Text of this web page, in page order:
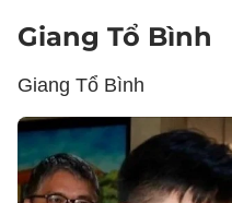
Giang Tổ Bình
Giang Tổ Bình